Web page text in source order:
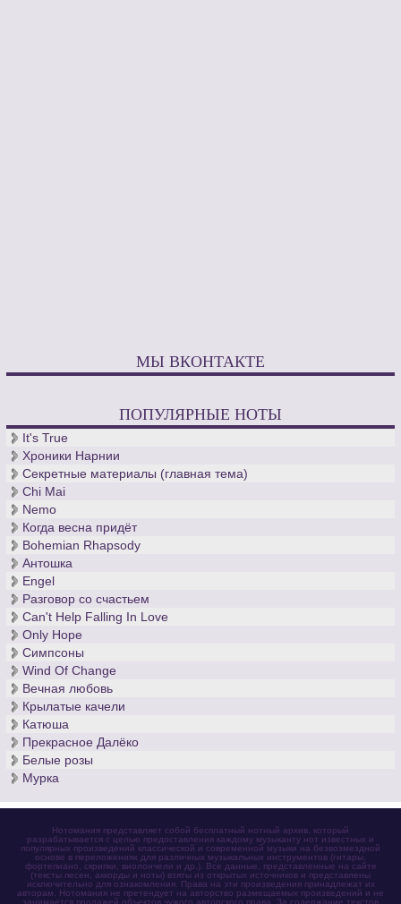
МЫ ВКОНТАКТЕ
ПОПУЛЯРНЫЕ НОТЫ
It's True
Хроники Нарнии
Секретные материалы (главная тема)
Chi Mai
Nemo
Когда весна придёт
Bohemian Rhapsody
Антошка
Engel
Разговор со счастьем
Can't Help Falling In Love
Only Hope
Симпсоны
Wind Of Change
Вечная любовь
Крылатые качели
Катюша
Прекрасное Далёко
Белые розы
Мурка
Нотомания представляет собой бесплатный нотный архив, который
разрабатывается с целью предоставления каждому музыканту нот известных и
популярных произведений классической и современной музыки на безвозмездной
основе в переложениях для различных музыкальных инструментов (гитары,
фортепиано, скрипки, виолончели и др.). Все данные, представленные на сайте
(тексты песен, аккорды и ноты) взяты из открытых источников и представлены
исключительно для ознакомления. Права на эти произведения принадлежат их
авторам. Нотомания не претендует на авторство размещаемых произведений и не
занимается продажей объектов чужого авторского права. За содержание текстов